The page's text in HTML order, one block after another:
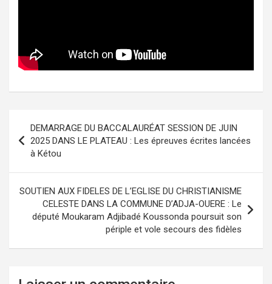
de
l’article
DEMARRAGE DU BACCALAURÉAT SESSION DE JUIN
2025 DANS LE PLATEAU : Les épreuves écrites lancées
à Kétou
SOUTIEN AUX FIDELES DE L’EGLISE DU CHRISTIANISME
CELESTE DANS LA COMMUNE D’ADJA-OUERE : Le
député Moukaram Adjibadé Koussonda poursuit son
périple et vole secours des fidèles